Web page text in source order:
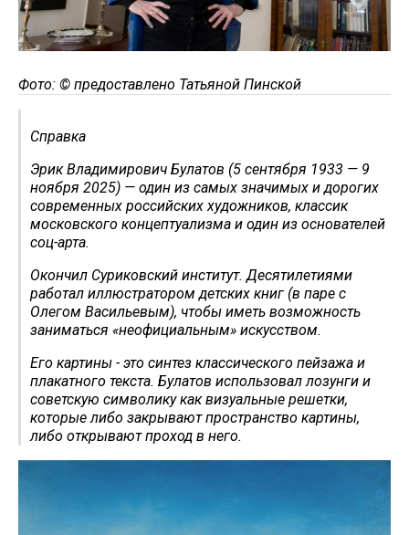
Фото: © предоставлено Татьяной Пинской
Справка
Эрик Владимирович Булатов (5 сентября 1933 — 9
ноября 2025) — один из самых значимых и дорогих
современных российских художников, классик
московского концептуализма и один из основателей
соц-арта.
Окончил Суриковский институт. Десятилетиями
работал иллюстратором детских книг (в паре с
Олегом Васильевым), чтобы иметь возможность
заниматься «неофициальным» искусством.
Его картины - это синтез классического пейзажа и
плакатного текста. Булатов использовал лозунги и
советскую символику как визуальные решетки,
которые либо закрывают пространство картины,
либо открывают проход в него.